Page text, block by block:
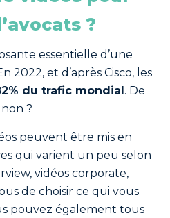
?
essentielle d’une
2022, et d’après Cisco, les
du trafic mondial. De
?
peuvent être mis en
qui varient un peu selon
vidéos corporate,
de choisir ce qui vous
pouvez également tous